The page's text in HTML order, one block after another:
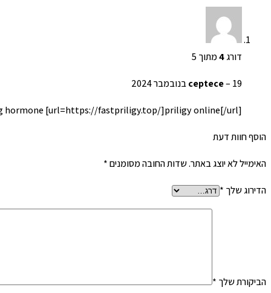
דורג4מתוך 5
ceptece –19 בנובמבר 2024
hormone [url=https://fastpriligy.top/]priligy online[/url]
הוסף חוות דעת
האימייל לא יוצג באתר.שדות החובה מסומנים*
הדירוג שלך*
הביקורת שלך*